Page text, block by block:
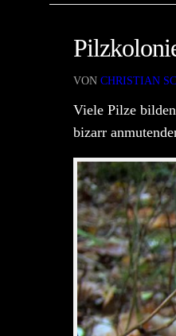
VON CHRISTIAN
Viele Pilze
bizarr